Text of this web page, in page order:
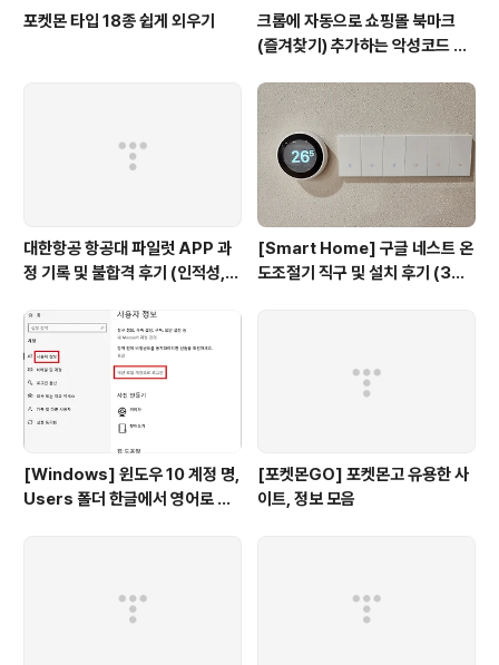
포켓몬 타입 18종 쉽게 외우기
크롬에 자동으로 쇼핑몰 북마크
(즐겨찾기) 추가하는 악성코드 삭
servicepack)
대한항공 항공대 파일럿 APP 과
정 기록 및 불합격 후기 (인적성,
[Smart Home] 구글 네스트 온
도조절기 직구 및 설치 후기 (3세
[Windows] 윈도우 10 계정 명,
Users 폴더 한글에서 영어로 변
[포켓몬GO] 포켓몬고 유용한 사
이트, 정보 모음